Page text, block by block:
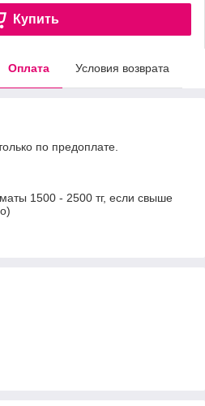
Купить
Оплата Условия возврата
по предоплате.
1500 - 2500 тг, если свыше